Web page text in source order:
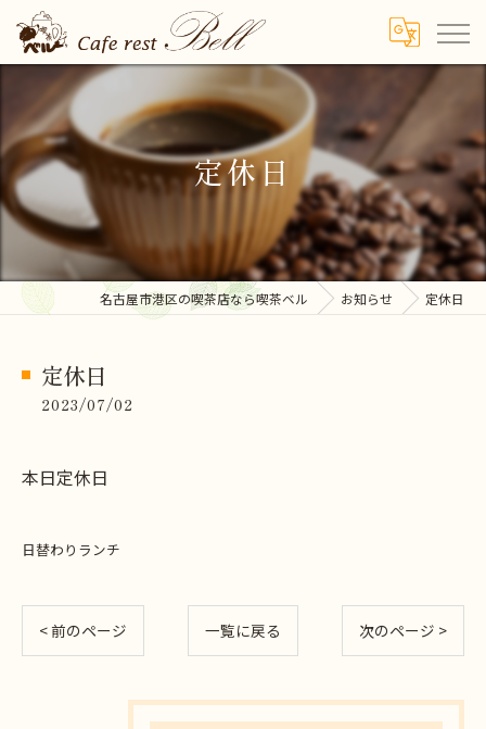
定休日
名古屋市港区の喫茶店なら喫茶ベル お知らせ 定休日
定休日
2023/07/02
本日定休日
日替わりランチ
< 前のページ 一覧に戻る 次のページ >